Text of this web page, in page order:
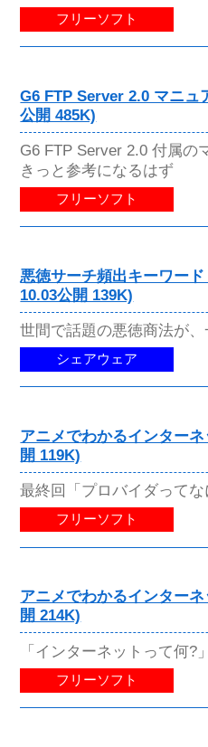
フリーソフト
G6 FTP Server 2.0 マニュ
公開 485K)
G6 FTP Server 2.0 付属の
きっと参考になるはず
フリーソフト
悪徳サーチ頻出キーワー
10.03公開 139K)
世間で話題の悪徳商法が
シェアウェア
アニメでわかるインター
開 119K)
最終回「プロバイダってな
フリーソフト
アニメでわかるインター
開 214K)
「インターネットって何?」
フリーソフト